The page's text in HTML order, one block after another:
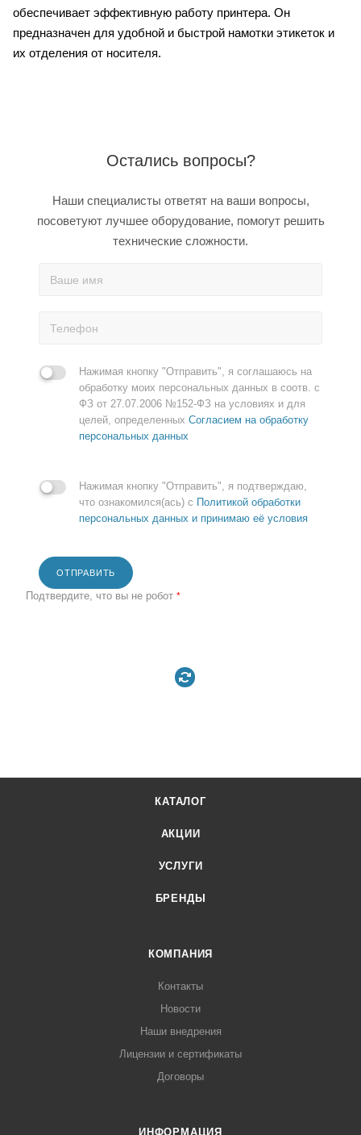
обеспечивает эффективную работу принтера. Он
предназначен для удобной и быстрой намотки этикеток и
их отделения от носителя.
Остались вопросы?
Наши специалисты ответят на ваши вопросы,
посоветуют лучшее оборудование, помогут решить
технические сложности.
Нажимая кнопку "Отправить", я соглашаюсь на
обработку моих персональных данных в соотв. с
ФЗ от 27.07.2006 №152-ФЗ на условиях и для
целей, определенных Согласием на обработку
персональных данных
Нажимая кнопку "Отправить", я подтверждаю,
что ознакомился(ась) с Политикой обработки
персональных данных и принимаю её условия
ОТПРАВИТЬ
Подтвердите, что вы не робот *
КАТАЛОГ
АКЦИИ
УСЛУГИ
БРЕНДЫ
КОМПАНИЯ
Контакты
Новости
Наши внедрения
Лицензии и сертификаты
Договоры
ИНФОРМАЦИЯ